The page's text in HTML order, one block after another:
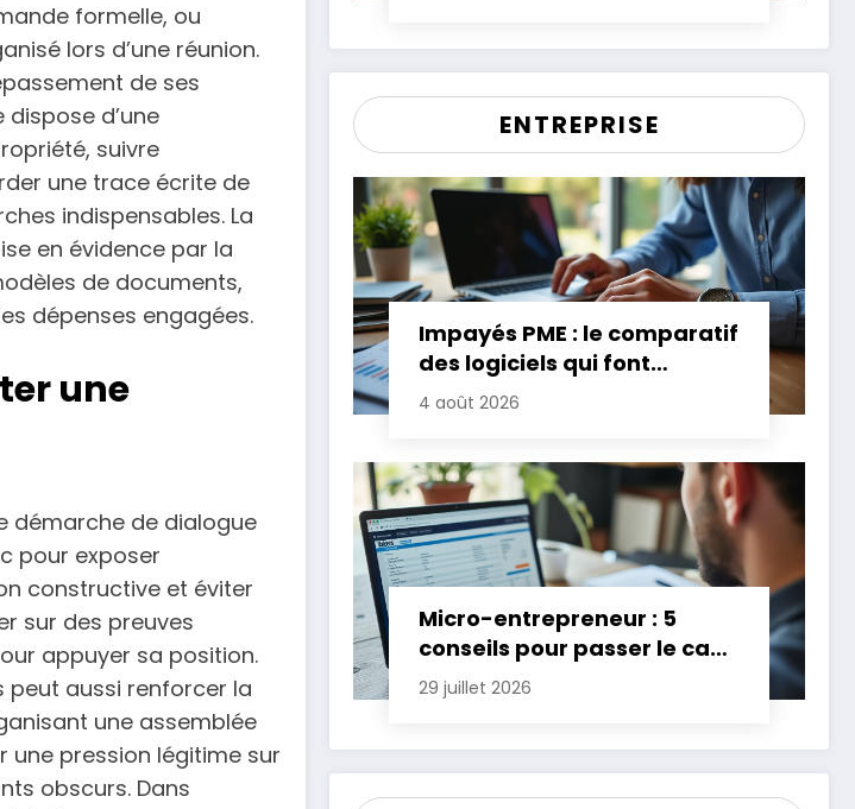
formelle, ou
lors d’une réunion.
de ses
d’une
suivre
une trace écrite de
indispensables. La
en évidence par la
de documents,
dépenses engagées.
une
démarche de dialogue
pour exposer
constructive et éviter
sur des preuves
appuyer sa position.
peut aussi renforcer la
une assemblée
une pression légitime sur
obscurs. Dans
ENTREPRISE
Impayés PME : le comparatif
des logiciels qui font
gagner jusqu’à 20 jours de
4 août 2026
Micro-entrepreneur : 5
conseils pour passer le cap
des premières années
29 juillet 2026